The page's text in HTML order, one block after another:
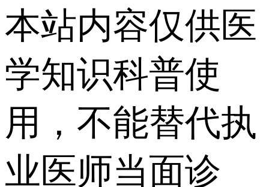
本站内容仅供医
学知识科普使
用，不能替代执
业医师当面诊